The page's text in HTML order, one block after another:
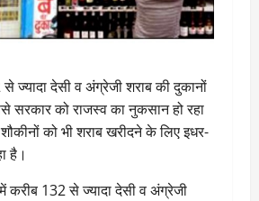
ज्यादा देसी व अंग्रेजी शराब की दुकानों
सरकार को राजस्व का नुकसान हो रहा
को भी शराब खरीदने के लिए इधर-
है।
करीब 132 से ज्यादा देसी व अंग्रेजी